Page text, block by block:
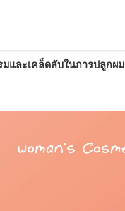
มและเคล็ดลับในการปลูกผม